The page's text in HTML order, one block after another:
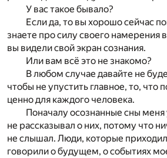
У вас такое бывало?
Если да, то вы хорошо сейчас
знаете про силу своего намерения
вы видели свой экран сознания.
Или вам всё это не знакомо?
В любом случае давайте не
чтобы не упустить главное, то, что
ценно для каждого человека.
Поначалу осознанные сны
не рассказывал о них, потому что
не слышал. Люди, которые
говорили о будущем, о событиях